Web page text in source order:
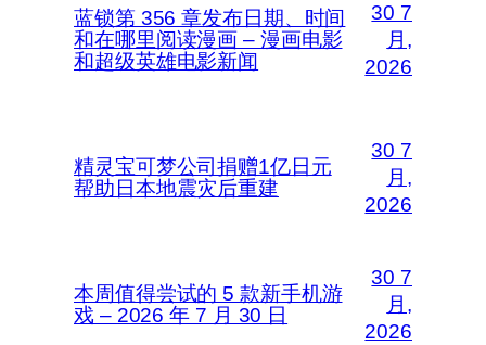
蓝锁第 356 章发布日期、时间
和在哪里阅读漫画 – 漫画电影
和超级英雄电影新闻
30 7
月,
2026
精灵宝可梦公司捐赠1亿日元
帮助日本地震灾后重建
30 7
月,
2026
本周值得尝试的 5 款新手机游
戏 – 2026 年 7 月 30 日
30 7
月,
2026